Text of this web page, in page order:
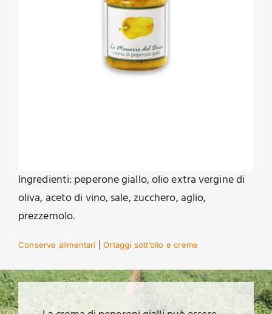
Ingredienti: peperone giallo, olio extra vergine di
oliva, aceto di vino, sale, zucchero, aglio,
prezzemolo.
Conserve alimentari |Ortaggi sott’olio e creme